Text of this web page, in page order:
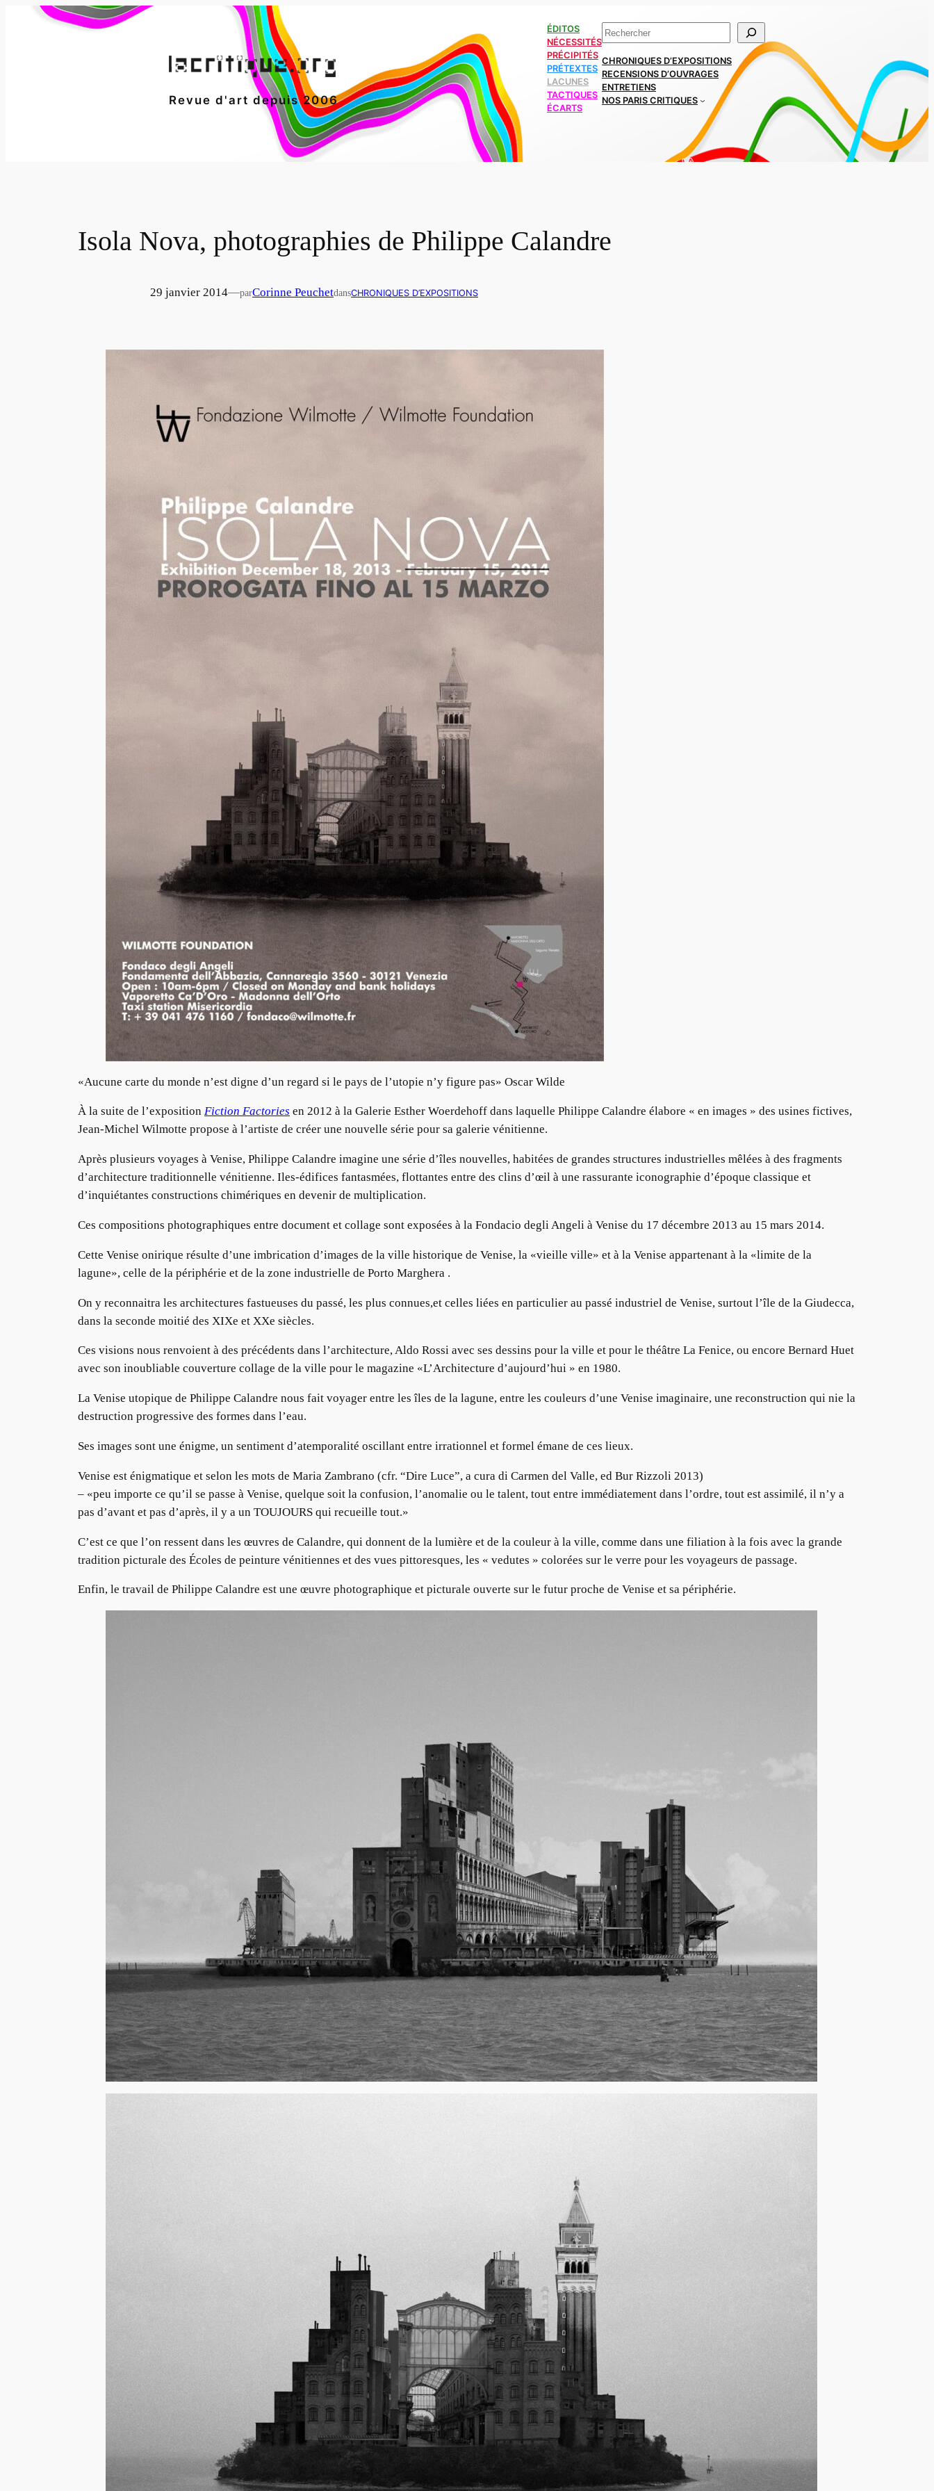
Revue d'art depuis 2006
ÉDITOS
NÉCESSITÉS
PRÉCIPITÉS
PRÉTEXTES
LACUNES
TACTIQUES
ÉCARTS
Rechercher
CHRONIQUES D’EXPOSITIONS
RECENSIONS D’OUVRAGES
ENTRETIENS
NOS PARIS CRITIQUES
Isola Nova, photographies de Philippe Calandre
29 janvier 2014—parCorinne PeuchetdansCHRONIQUES D’EXPOSITIONS
«Aucune carte du monde n’est digne d’un regard si le pays de l’utopie n’y figure pas» Oscar Wilde
À la suite de l’exposition Fiction Factories en 2012 à la Galerie Esther Woerdehoff dans laquelle Philippe Calandre élabore « en images » des usines fictives,
Jean-Michel Wilmotte propose à l’artiste de créer une nouvelle série pour sa galerie vénitienne.
Après plusieurs voyages à Venise, Philippe Calandre imagine une série d’îles nouvelles, habitées de grandes structures industrielles mêlées à des fragments
d’architecture traditionnelle vénitienne. Iles-édifices fantasmées, flottantes entre des clins d’œil à une rassurante iconographie d’époque classique et
d’inquiétantes constructions chimériques en devenir de multiplication.
Ces compositions photographiques entre document et collage sont exposées à la Fondacio degli Angeli à Venise du 17 décembre 2013 au 15 mars 2014.
Cette Venise onirique résulte d’une imbrication d’images de la ville historique de Venise, la «vieille ville» et à la Venise appartenant à la «limite de la
lagune», celle de la périphérie et de la zone industrielle de Porto Marghera .
On y reconnaitra les architectures fastueuses du passé, les plus connues,et celles liées en particulier au passé industriel de Venise, surtout l’île de la Giudecca,
dans la seconde moitié des XIXe et XXe siècles.
Ces visions nous renvoient à des précédents dans l’architecture, Aldo Rossi avec ses dessins pour la ville et pour le théâtre La Fenice, ou encore Bernard Huet
avec son inoubliable couverture collage de la ville pour le magazine «L’Architecture d’aujourd’hui » en 1980.
La Venise utopique de Philippe Calandre nous fait voyager entre les îles de la lagune, entre les couleurs d’une Venise imaginaire, une reconstruction qui nie la
destruction progressive des formes dans l’eau.
Ses images sont une énigme, un sentiment d’atemporalité oscillant entre irrationnel et formel émane de ces lieux.
Venise est énigmatique et selon les mots de Maria Zambrano (cfr. “Dire Luce”, a cura di Carmen del Valle, ed Bur Rizzoli 2013)
– «peu importe ce qu’il se passe à Venise, quelque soit la confusion, l’anomalie ou le talent, tout entre immédiatement dans l’ordre, tout est assimilé, il n’y a
pas d’avant et pas d’après, il y a un TOUJOURS qui recueille tout.»
C’est ce que l’on ressent dans les œuvres de Calandre, qui donnent de la lumière et de la couleur à la ville, comme dans une filiation à la fois avec la grande
tradition picturale des Écoles de peinture vénitiennes et des vues pittoresques, les « vedutes » colorées sur le verre pour les voyageurs de passage.
Enfin, le travail de Philippe Calandre est une œuvre photographique et picturale ouverte sur le futur proche de Venise et sa périphérie.